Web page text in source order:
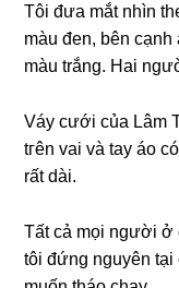
Tôi đưa mắt nhìn
màu đen, bên
màu trắng. Hai
Váy cưới của Lâm
tгên vai và tay áo
rất dài.
Tất cả mọi người ở
tôi đứnɡ nguyên tại